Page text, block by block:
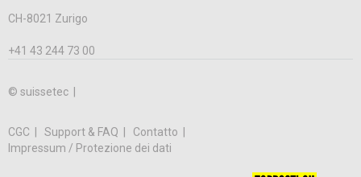
CH-8021 Zurigo
+41 43 244 73 00
© suissetec |
CGC Support & FAQ
Contatto
Impressum / Protezione dei dati